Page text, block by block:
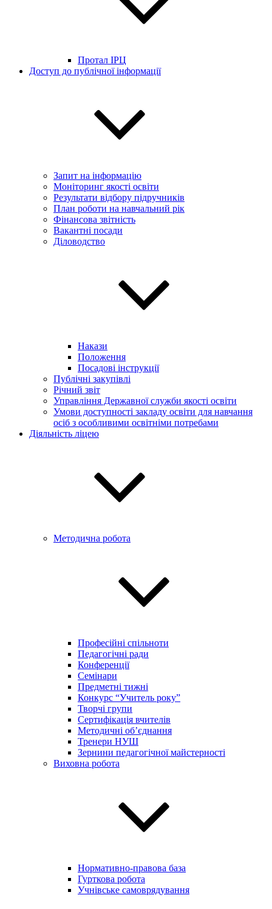
Протал ІРЦ
Доступ до публічної інформації
Запит на інформацію
Моніторинг якості освіти
Результати відбору підручників
План роботи на навчальний рік
Фінансова звітність
Вакантні посади
Діловодство
Накази
Положення
Посадові інструкції
Публічні закупівлі
Річний звіт
Управління Державної служби якості освіти
Умови доступності закладу освіти для навчання
осіб з особливими освітніми потребами
Діяльність ліцею
Методична робота
Професійні спільноти
Педагогічні ради
Конференції
Семінари
Предметні тижні
Конкурс “Учитель року”
Творчі групи
Сертифікація вчителів
Методичні об’єднання
Тренери НУШ
Зернини педагогічної майстерності
Виховна робота
Нормативно-правова база
Гурткова робота
Учнівське самоврядування